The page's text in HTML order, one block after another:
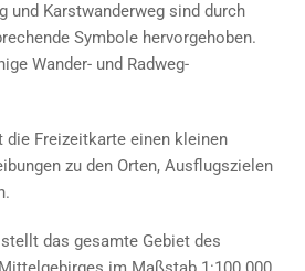
und Karstwanderweg sind durch
Symbole hervorgehoben.
Wander- und Radweg-
Freizeitkarte einen kleinen
zu den Orten, Ausflugszielen
das gesamte Gebiet des